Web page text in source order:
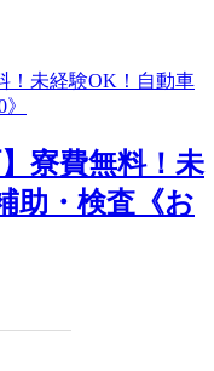
寮費無料！未
助・検査《お